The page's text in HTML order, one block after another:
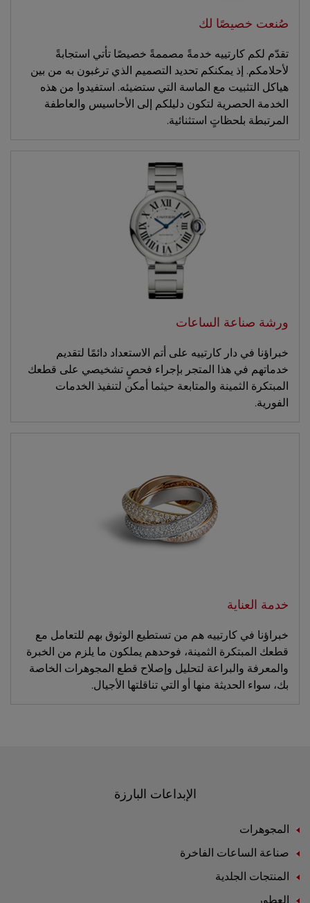
صُنعت خصيصًا لك
تقدّم لكم كارتييه خدمةً مصممةً خصيصًا تأتي استجابةً
لأحلامكم. إذ يمكنكم تحديد التصميم الذي ترغبون به من بين
هياكل التثبيت مع الماسة التي ستضيئه. استفيدوا من هذه
الخدمة الحصرية لتكون دليلكم إلى الأحاسيس والعاطفة
المرتبطة بلحظاتٍ استثنائية.
ورشة صناعة الساعات
خبراؤنا في دار كارتييه على أتم الاستعداد دائمًا لتقديم
خدماتهم في هذا المتجر بإجراء فحصٍ تشخيصي على قطعك
المبتكرة الثمينة والمتابعة حيثما أمكن لتنفيذ الخدمات
الفورية.
خدمة العناية
خبراؤنا في كارتييه هم من تستطيع الوثوق بهم للتعامل مع
قطعك المبتكرة الثمينة، فوحدهم يملكون ما يلزم من الخبرة
والمعرفة والبراعة لتحليل وإصلاح قطع المجوهرات الخاصة
بك، سواء الحديثة منها أو التي تناقلتها الأجيال.
الإبداعات البارزة
المجوهرات
صناعة الساعات الفاخرة
المنتجات الجلدية
العطور